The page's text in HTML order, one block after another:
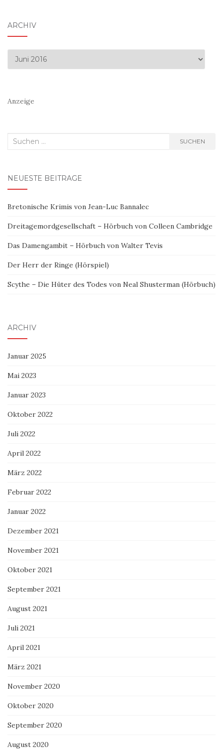
ARCHIV
Archiv
Anzeige
Suchen
SUCHEN
NEUESTE BEITRÄGE
Bretonische Krimis von Jean-Luc Bannalec
Dreitagemordgesellschaft – Hörbuch von Colleen Cambridge
Das Damengambit – Hörbuch von Walter Tevis
Der Herr der Ringe (Hörspiel)
Scythe – Die Hüter des Todes von Neal Shusterman (Hörbuch)
ARCHIV
Januar 2025
Mai 2023
Januar 2023
Oktober 2022
Juli 2022
April 2022
März 2022
Februar 2022
Januar 2022
Dezember 2021
November 2021
Oktober 2021
September 2021
August 2021
Juli 2021
April 2021
März 2021
November 2020
Oktober 2020
September 2020
August 2020